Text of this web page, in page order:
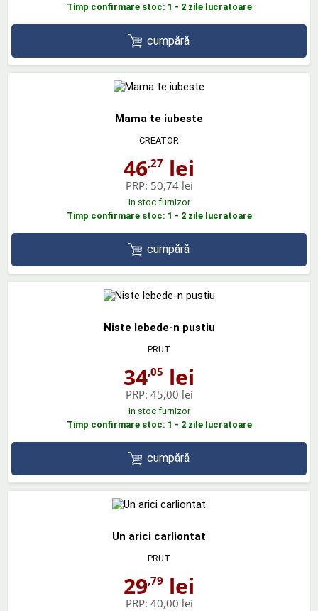
Timp confirmare stoc: 1 - 2 zile lucratoare
cumpără
Mama te iubeste
CREATOR
46,27 lei
PRP: 50,74 lei
In stoc furnizor
Timp confirmare stoc: 1 - 2 zile lucratoare
cumpără
Niste lebede-n pustiu
PRUT
34,05 lei
PRP: 45,00 lei
In stoc furnizor
Timp confirmare stoc: 1 - 2 zile lucratoare
cumpără
Un arici carliontat
PRUT
29,79 lei
PRP: 40,00 lei